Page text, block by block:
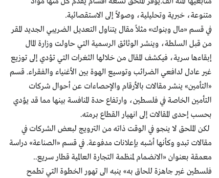
متنوعة، خبرية وتحليلية، وصولاً إلى الاستقصائية.
في قسم «مال وبنوك» مثلاً مقال يتناول التعديل الضريبي الجديد المقر
من قبل السلطة، وينشر الوثائق الرسمية التي حاولت وزارة المال
إبقاءها سرية، فيكشف المقال من خلالها الثغرات التي تؤدي إلى توزيع
غير عادل لدافعي الضرائب وتوسيع الهوة بين الأغنياء والفقراء. قسم
«التأمين» ينشر مقالات بالأرقام والإحصاءات عن أحوال شركات
التأمين الخاصة في فلسطين، وارتفاع حدة المنافسة بينها مما قد يؤدي
بحسب إحدى المقالات إلى انهيار القطاع برمته.
لكن الملحق لا ينجو في الوقت ذاته من الترويج لبعض الشركات في
مقالات تبدو وكأنها أشبه بإعلانات مدفوعة. في قسم «الصناعة» دراسة
معمقة بعنوان «الانضمام لمنظمة التجارة العالمية قطار سريع..
فلسطين غير جاهزة للحاق به» ينبه الى تهور الخطوة التي تطمح